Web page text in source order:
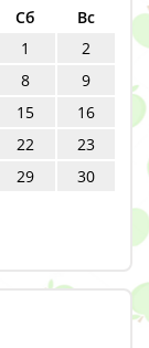
Сб
Вс
1
2
8
9
15
16
22
23
29
30